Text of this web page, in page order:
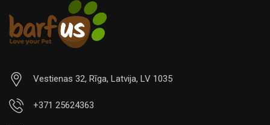
Vestienas 32, Rīga, Latvija, LV 1035
+371 25624363